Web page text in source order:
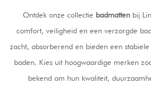
Ontdek onze collectie badmatten bij
comfort, veiligheid en een verzorgde
zacht, absorberend en bieden een
baden. Kies uit hoogwaardige merken
bekend om hun kwaliteit,